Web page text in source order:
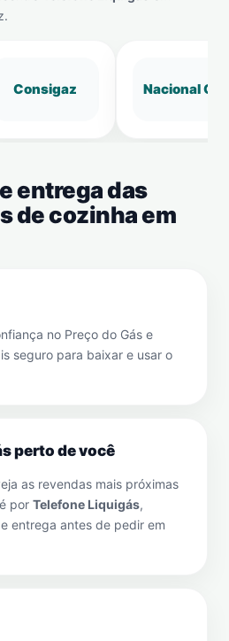
Consigaz Nacional Gás
entrega das
de cozinha em
no Preço do Gás e
seguro para baixar e usar o
perto de você
as revendas mais próximas
por Telefone Liquigás,
entrega antes de pedir em